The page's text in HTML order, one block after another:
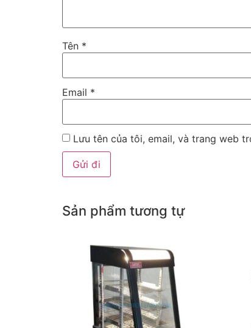
Tên *
Email *
Lưu tên của tôi, email, và trang web
Sản phẩm tương tự